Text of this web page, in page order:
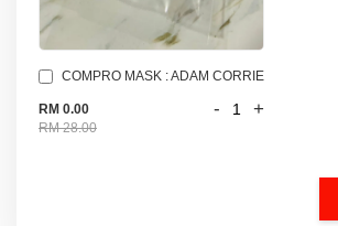
COMPRO MASK : ADAM CORRIE
RM 0.00
RM 28.00
- +